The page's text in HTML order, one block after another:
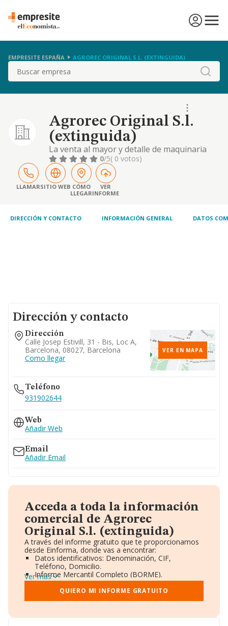
EMPRESITE ESPAÑA AGROREC ORIGINAL S.L. (EXTINGUIDA)
Buscar
Agrorec Original S.l.
(extinguida)
La venta al mayor y detalle de maquinaria
agricola, turismos. aparatos de telefonia
movil e informatica. la venta al mayor y
detalle de toda clase de recambios para
maquinaria agricola y turismos, telefonia
movil e infor
0/5( 0 votos)
LLAMARSITIO WEB CÓMO
LLEGAR
VER
INFORME
DIRECCIÓN Y CONTACTO INFORMACIÓN GENERAL DATOS
Dirección y contacto
Dirección
Calle Josep Estivill, 31 - Bis, Loc A,
Barcelona, 08027, Barcelona
Como llegar
VER EN MAPA
Teléfono
931902644
Web
Añadir Web
Email
Añadir Email
Acceda a toda la información
comercial de Agrorec
Original S.l. (extinguida)
A través del informe gratuito que te proporcionamos
desde Einforma, donde vas a encontrar:
Datos identificativos: Denominación, CIF,
Teléfono, Domicilio.
Informe Mercantil Completo (BORME).
Gráficos de Evolución Ventas y Empleados.
Consejo de Administración y Administradores.
Directivos y Ejecutivos.
Ver más
QUIERO MI INFORME GRATUITO